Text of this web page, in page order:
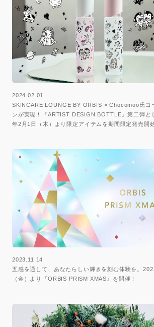
2024.02.01
SKINCARE LOUNGE BY ORBIS × Chocomoo氏コ
ンが実現！『ARTIST DESIGN BOTTLE』第二弾と
年2月1日（木）より限定アイテムを期間限定発売開
2023.11.14
五感を通して、あなたらしい輝きを刻む体験を。
（金）より『ORBIS PRISM XMAS』を開催！